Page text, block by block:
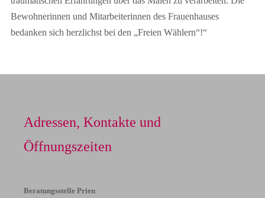
Bewohnerinnen und Mitarbeiterinnen des Frauenhauses
bedanken sich herzlichst bei den „Freien Wählern“!“
Adressen, Kontakte und
Öffnungszeiten
Beratungsstelle Prien